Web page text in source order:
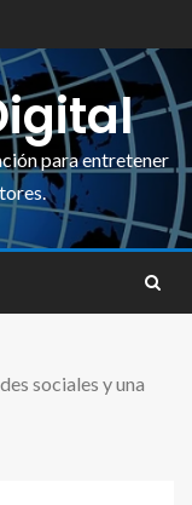
para entretener
sociales y una